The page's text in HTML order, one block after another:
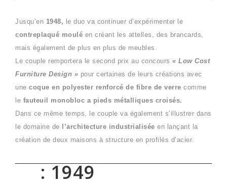
Jusqu’en 1948, le duo va continuer d’expérimenter le
contreplaqué moulé en créant les attelles, des brancards,
mais également de plus en plus de meubles.
Le couple remportera le second prix au concours « Low Cost
Furniture Design » pour certaines de leurs créations avec
une coque en polyester renforcé de fibre de verre comme
le fauteuil monobloc a pieds métalliques croisés.
Dans ce même temps, le couple va également s’illustrer dans
le domaine de l’architecture industrialisée en lançant la
création de deux maisons à structure en profilés d’acier.
: 1949